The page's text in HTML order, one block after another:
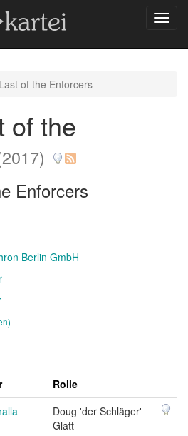
of the Enforcers
of the
Enforcers
Berlin GmbH
Rolle
Doug 'der Schläger'
Glatt